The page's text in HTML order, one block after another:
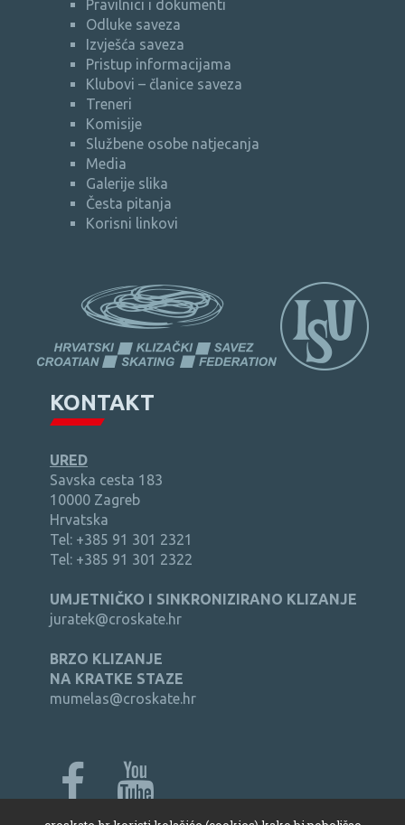
Pravilnici i dokumenti
Odluke saveza
Izvješća saveza
Pristup informacijama
Klubovi – članice saveza
Treneri
Komisije
Službene osobe natjecanja
Media
Galerije slika
Česta pitanja
Korisni linkovi
KONTAKT
URED
Savska cesta 183
10000 Zagreb
Hrvatska
Tel: +385 91 301 2321
Tel: +385 91 301 2322
UMJETNIČKO I SINKRONIZIRANO KLIZANJE
juratek@croskate.hr
BRZO KLIZANJE
NA KRATKE STAZE
mumelas@croskate.hr